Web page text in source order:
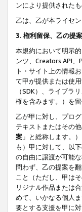
ンにより提供された
乙は、乙が本ライセ
3. 権利留保、乙の提案
本規約において明示
ンツ、Creators API
ト・サイト上の情報
て甲が提供または使
（SDK）、ライブラ
権を含みます。）を
乙が甲に対し、プロ
テキストまたはその
案 」と総称します。
も）甲に対して、以
の自由に譲渡が可能
問わず、乙の提案を
こと（ただし、甲は
リジナル作品または
めて、いかなる個人
要とする支援を甲に